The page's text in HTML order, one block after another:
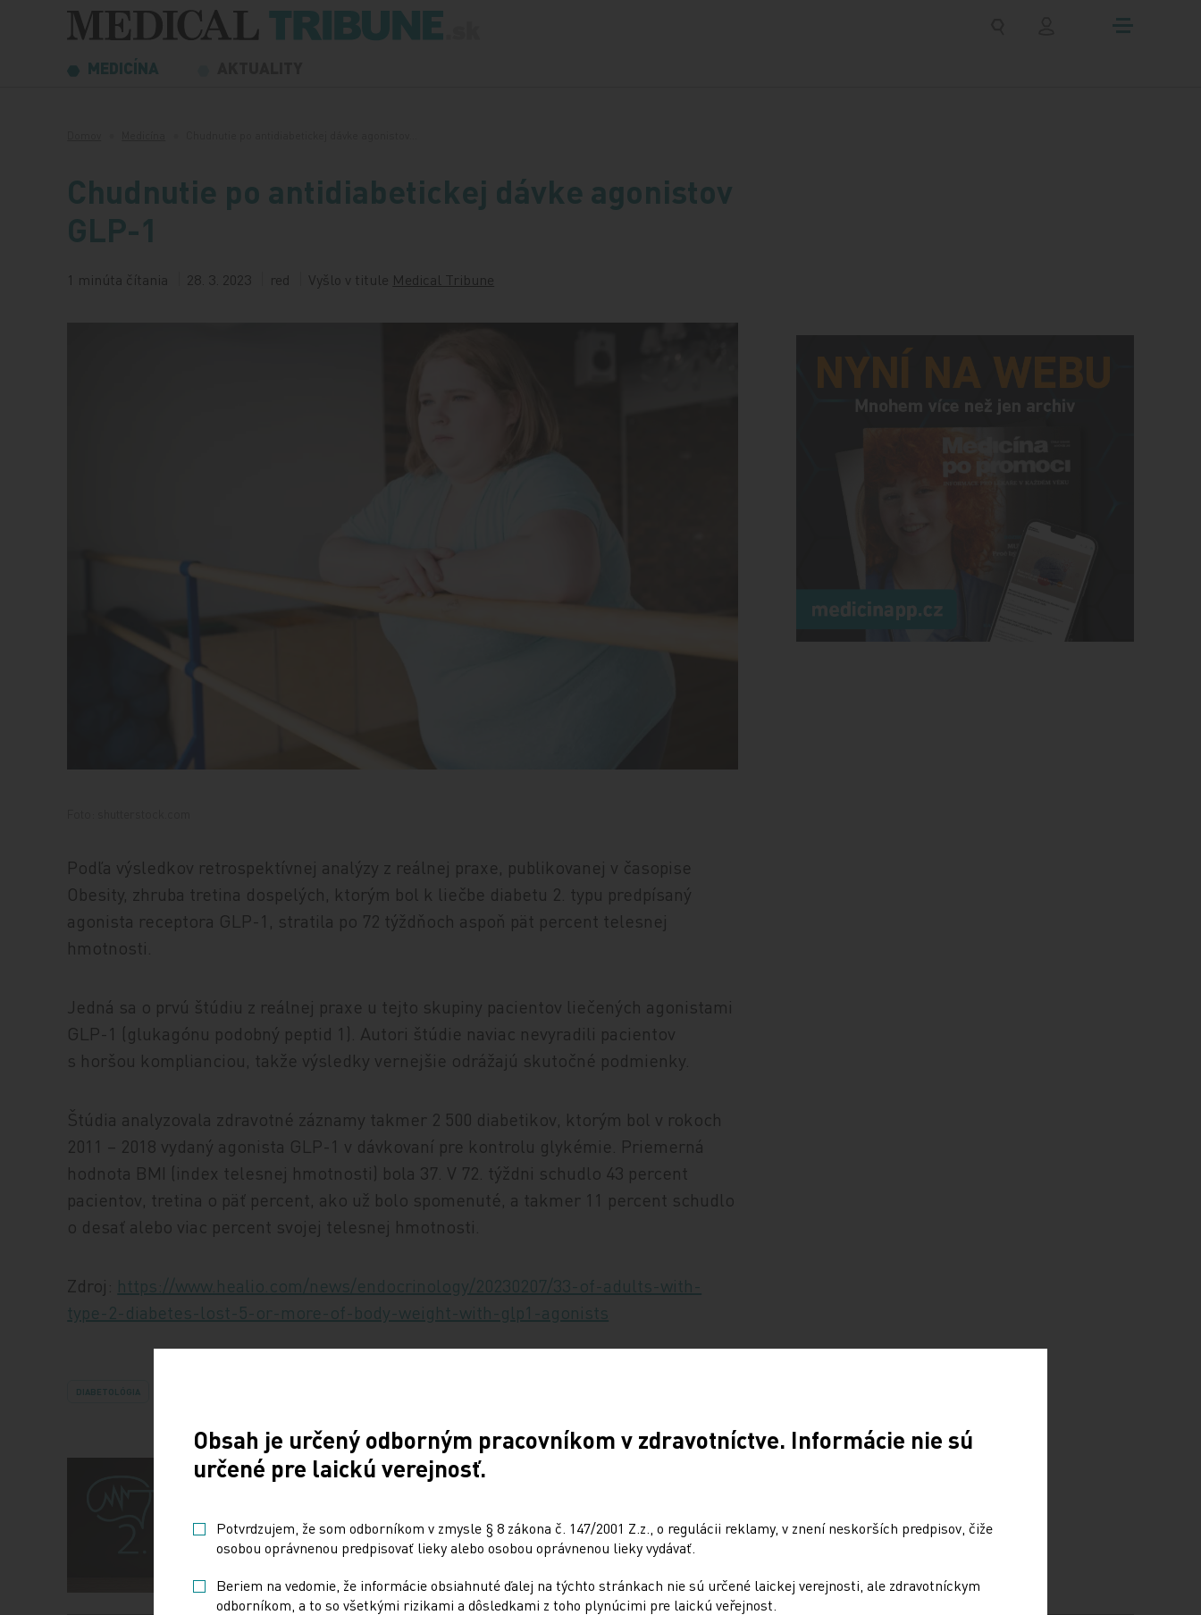
Preskočiť na obsah
MEDICÍNA
Chudnutie po antidiabetickej dávke agonistov
GLP-1
1 minúta čítania 28. 3. 2023 red Vyšlo v titule Medical Tribune
Podľa výsledkov retrospektívnej analýzy z reálnej praxe, publikovanej v časopise
Obesity, zhruba tretina dospelých, ktorým bol k liečbe diabetu 2. typu predpísaný
agonista receptora GLP-1, stratila po 72 týždňoch aspoň pät percent telesnej
hmotnosti.
Jedná sa o prvú štúdiu z reálnej praxe u tejto skupiny pacientov liečených agonistami
GLP-1 (glukagónu podobný peptid 1). Autori štúdie naviac nevyradili pacientov
s horšou komplianciou, takže výsledky vernejšie odrážajú skutočné podmienky.
Štúdia analyzovala zdravotné záznamy takmer 2 500 diabetikov, ktorým bol v rokoch
2011 – 2018 vydaný agonista GLP-1 v dávkovaní pre kontrolu glykémie. Priemerná
hodnota BMI (index telesnej hmotnosti) bola 37. V 72. týždni schudlo 43 percent
pacientov, tretina o päť percent, ako už bolo spomenuté, a takmer 11 percent schudlo
o desať alebo viac percent svojej telesnej hmotnosti.
Zdroj: https://www.healio.com/news/endocrinology/20230207/33-of-adults-with-
type-2-diabetes-lost-5-or-more-of-body-weight-with-glp1-agonists
DIABETOLÓGIA
Obsah je určený odborným pracovníkom v zdravotníctve. Informácie nie sú
určené pre laickú verejnosť.
Potvrdzujem, že som odborníkom v zmysle § 8 zákona č. 147/2001 Z.z., o regulácii reklamy, v znení neskorších predpisov, čiže
osobou oprávnenou predpisovať lieky alebo osobou oprávnenou lieky vydávať.
Beriem na vedomie, že informácie obsiahnuté ďalej na týchto stránkach nie sú určené laickej verejnosti, ale zdravotníckym
odborníkom, a to so všetkými rizikami a dôsledkami z toho plynúcimi pre laickú veřejnost.